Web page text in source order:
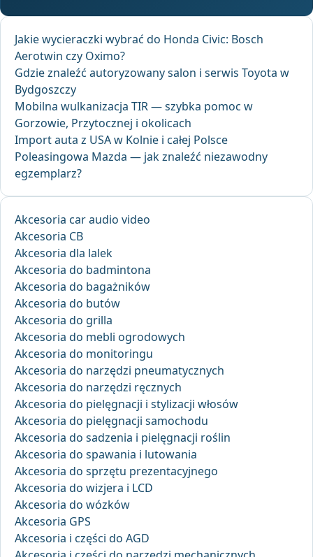
Jakie wycieraczki wybrać do Honda Civic: Bosch
Aerotwin czy Oximo?
Gdzie znaleźć autoryzowany salon i serwis Toyota w
Bydgoszczy
Mobilna wulkanizacja TIR — szybka pomoc w
Gorzowie, Przytocznej i okolicach
Import auta z USA w Kolnie i całej Polsce
Poleasingowa Mazda — jak znaleźć niezawodny
egzemplarz?
Akcesoria car audio video
Akcesoria CB
Akcesoria dla lalek
Akcesoria do badmintona
Akcesoria do bagażników
Akcesoria do butów
Akcesoria do grilla
Akcesoria do mebli ogrodowych
Akcesoria do monitoringu
Akcesoria do narzędzi pneumatycznych
Akcesoria do narzędzi ręcznych
Akcesoria do pielęgnacji i stylizacji włosów
Akcesoria do pielęgnacji samochodu
Akcesoria do sadzenia i pielęgnacji roślin
Akcesoria do spawania i lutowania
Akcesoria do sprzętu prezentacyjnego
Akcesoria do wizjera i LCD
Akcesoria do wózków
Akcesoria GPS
Akcesoria i części do AGD